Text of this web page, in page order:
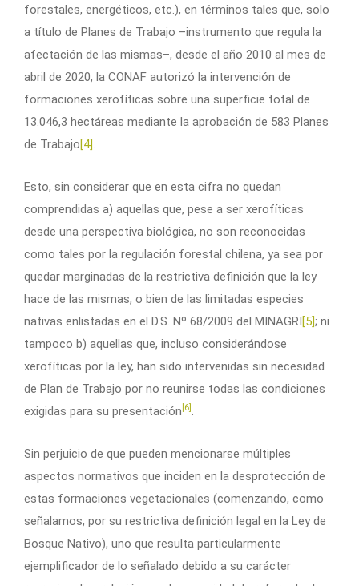
forestales, energéticos, etc.), en términos tales que, solo
a título de Planes de Trabajo –instrumento que regula la
afectación de las mismas–, desde el año 2010 al mes de
abril de 2020, la CONAF autorizó la intervención de
formaciones xerofíticas sobre una superficie total de
13.046,3 hectáreas mediante la aprobación de 583 Planes
de Trabajo[4].
Esto, sin considerar que en esta cifra no quedan
comprendidas a) aquellas que, pese a ser xerofíticas
desde una perspectiva biológica, no son reconocidas
como tales por la regulación forestal chilena, ya sea por
quedar marginadas de la restrictiva definición que la ley
hace de las mismas, o bien de las limitadas especies
nativas enlistadas en el D.S. Nº 68/2009 del MINAGRI[5]; ni
tampoco b) aquellas que, incluso considerándose
xerofíticas por la ley, han sido intervenidas sin necesidad
de Plan de Trabajo por no reunirse todas las condiciones
exigidas para su presentación [6] .
Sin perjuicio de que pueden mencionarse múltiples
aspectos normativos que inciden en la desprotección de
estas formaciones vegetacionales (comenzando, como
señalamos, por su restrictiva definición legal en la Ley de
Bosque Nativo), uno que resulta particularmente
ejemplificador de lo señalado debido a su carácter